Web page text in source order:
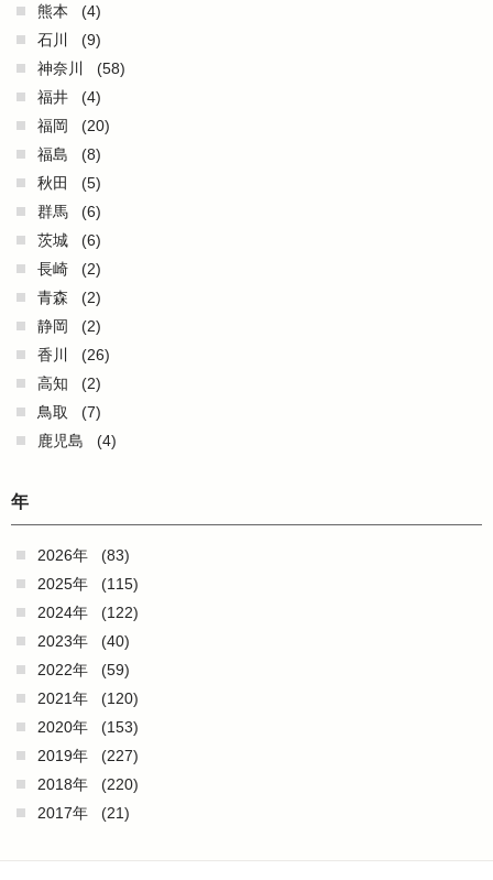
熊本
(4)
石川
(9)
神奈川
(58)
福井
(4)
福岡
(20)
福島
(8)
秋田
(5)
群馬
(6)
茨城
(6)
長崎
(2)
青森
(2)
静岡
(2)
香川
(26)
高知
(2)
鳥取
(7)
鹿児島
(4)
年
2026年
(83)
2025年
(115)
2024年
(122)
2023年
(40)
2022年
(59)
2021年
(120)
2020年
(153)
2019年
(227)
2018年
(220)
2017年
(21)